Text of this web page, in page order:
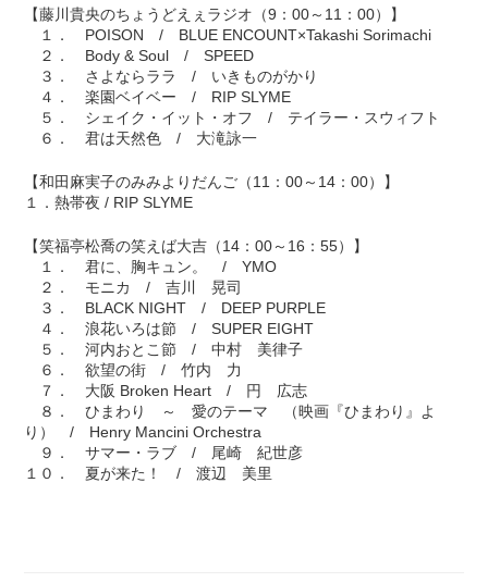
【藤川貴央のちょうどえぇラジオ（9：00～11：00）】
１． POISON / BLUE ENCOUNT×Takashi Sorimachi
２． Body & Soul / SPEED
３． さよならララ / いきものがかり
４． 楽園ベイベー / RIP SLYME
５． シェイク・イット・オフ / テイラー・スウィフト
６． 君は天然色 / 大滝詠一
【和田麻実子のみみよりだんご（11：00～14：00）】
１．熱帯夜 / RIP SLYME
【笑福亭松喬の笑えば大吉（14：00～16：55）】
１． 君に、胸キュン。 / YMO
２． モニカ / 吉川 晃司
３． BLACK NIGHT / DEEP PURPLE
４． 浪花いろは節 / SUPER EIGHT
５． 河内おとこ節 / 中村 美律子
６． 欲望の街 / 竹内 力
７． 大阪 Broken Heart / 円 広志
８． ひまわり ～ 愛のテーマ （映画『ひまわり』よ
り） / Henry Mancini Orchestra
９． サマー・ラブ / 尾崎 紀世彦
１０． 夏が来た！ / 渡辺 美里